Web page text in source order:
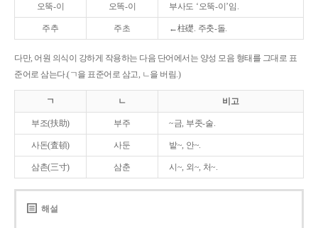
오뚝-이 오똑-이 부사도 ‘오뚝-이’임.
주추 주초 ←柱礎. 주춧-돌.
다만, 어원 의식이 강하게 작용하는 다음 단어에서는 양성 모음 형태를 그대로 표
준어로 삼는다.(ㄱ을 표준어로 삼고, ㄴ을 버림.)
ㄱ ㄴ 비고
부조(扶助) 부주 ~금, 부좃-술.
사돈(査頓) 사둔 밭~, 안~.
삼촌(三寸) 삼춘 시~, 외~, 처~.
해설